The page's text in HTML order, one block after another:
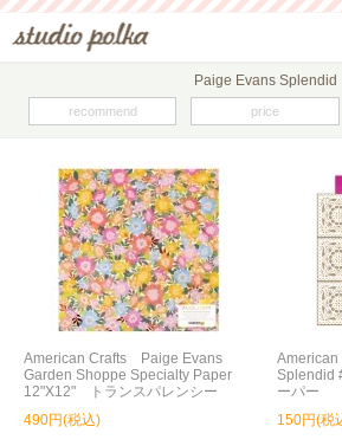
Paige Evans Splendid
recommend price
American Crafts Paige Evans
Garden Shoppe Specialty Paper
12"X12" トランスパレンシー
490円(税込)
Splendid
ーパー
150円(税